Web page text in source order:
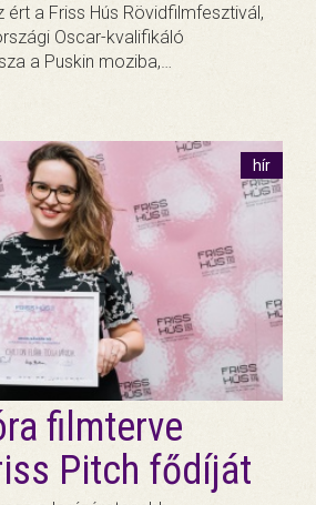
a Friss Hús Rövidfilmfesztivál,
Oscar-kvalifikáló
a Puskin moziba,…
hír
filmterve
Pitch fődíját